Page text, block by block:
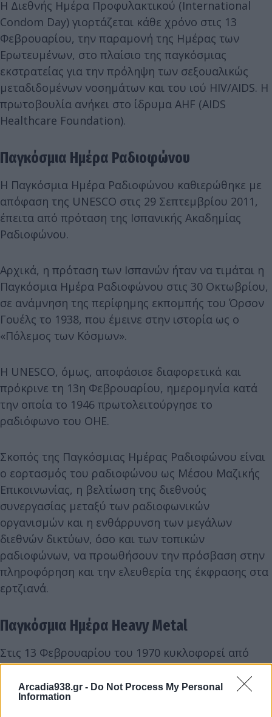
Arcadia938.gr - Do Not Process My Personal
Information
Η Διεθνής Ημέρα Προφυλακτικού (International
Condom Day) γιορτάζεται κάθε χρόνο στις 13
Φεβρουαρίου, την παραμονή της Ημέρας των
Ερωτευμένων, στο πλαίσιο της παγκόσμιας
εκστρατείας για την πρόληψη των σεξουαλικώς
μεταδιδομένων νοσημάτων και του ιού HIV/AIDS. Η
πρωτοβουλία ανήκει στο ίδρυμα AHF (AIDS
Healthcare Foundation).
Παγκόσμια Ημέρα Ραδιοφώνου
Η Παγκόσμια Ημέρα Ραδιοφώνου καθιερώθηκε με
απόφαση της UNESCO στις 29 Σεπτεμβρίου 2011,
έπειτα από πρόταση της Ισπανικής Ακαδημίας
Ραδιοφώνου.
Αρχικά, η πρόταση των Ισπανών ήταν να τιμάται η
Παγκόσμια Ημέρα Ραδιοφώνου στις 30 Οκτωβρίου,
σε ανάμνηση της περίφημης εκπομπής του Όρσον
Γουέλς το 1938, που έμεινε στην ιστορία ως ο
«Πόλεμος των Κόσμων».
Η UNESCO, όμως, αποφάσισε διαφορετικά και
πρόκρινε τη 13η Φεβρουαρίου, ημερομηνία κατά
την οποία το 1946 πρωτολειτούργησε το
ραδιόφωνο του ΟΗΕ.
Σκοπός της Παγκόσμιας Ημέρας Ραδιοφώνου είναι
ο εορτασμός του ραδιοφώνου ως Μέσου Μαζικής
Επικοινωνίας, η βελτίωση της διεθνούς
συνεργασίας μεταξύ των ραδιοφωνικών
οργανισμών και η ενθάρρυνση των μεγάλων
διεθνών δικτύων, όσο και των τοπικών
ραδιοφώνων, να προωθήσουν την πρόσβαση στην
πληροφόρηση και την ελευθερία της έκφρασης στα
ερτζιανά.
Παγκόσμια Ημέρα Heavy Metal
Στις 13 Φεβρουαρίου του 1970 κυκλοφορεί από
τους Black Sabbath ο πρώτος ομώνυμος δίσκος,
που θεωρείται από την πλειοψηφία των
μεταλλάδων ως η πρώτη metal κυκλοφορία. Γι'